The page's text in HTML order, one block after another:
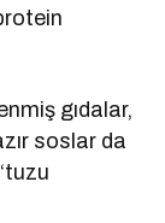
gıdalar,
soslar da